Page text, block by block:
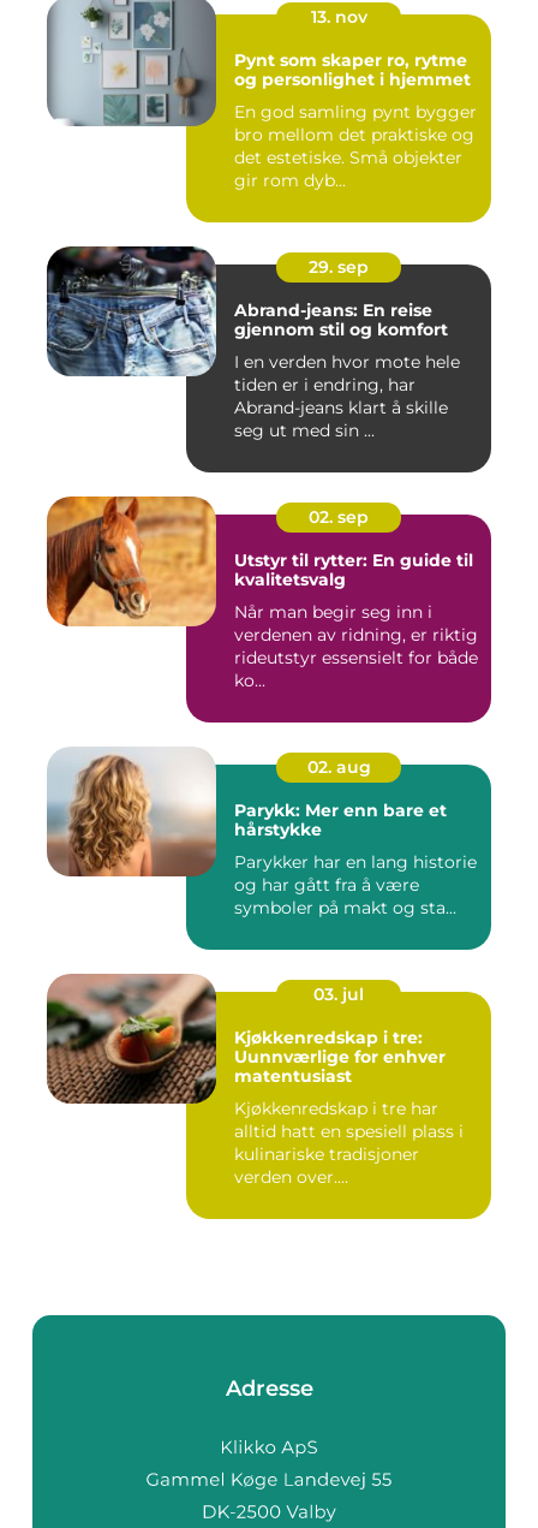
13. nov
Pynt som skaper ro, rytme
og personlighet i hjemmet
En god samling pynt bygger
bro mellom det praktiske og
det estetiske. Små objekter
gir rom dyb...
29. sep
Abrand-jeans: En reise
gjennom stil og komfort
I en verden hvor mote hele
tiden er i endring, har
Abrand-jeans klart å skille
seg ut med sin ...
02. sep
Utstyr til rytter: En guide til
kvalitetsvalg
Når man begir seg inn i
verdenen av ridning, er riktig
rideutstyr essensielt for både
ko...
02. aug
Parykk: Mer enn bare et
hårstykke
Parykker har en lang historie
og har gått fra å være
symboler på makt og sta...
03. jul
Kjøkkenredskap i tre:
Uunnværlige for enhver
matentusiast
Kjøkkenredskap i tre har
alltid hatt en spesiell plass i
kulinariske tradisjoner
verden over....
Adresse